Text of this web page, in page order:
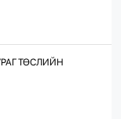
ТӨСЛИЙН